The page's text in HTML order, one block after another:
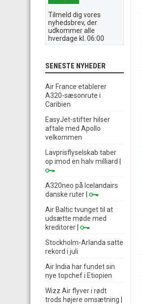
Tilmeld dig vores
nyhedsbrev, der
udkommer alle
hverdage kl. 06:00
SENESTE NYHEDER
Air France etablerer
A320-sæsonrute i
Caribien
EasyJet-stifter hilser
aftale med Apollo
velkommen
Lavprisflyselskab taber
op imod en halv milliard
A320neo på Icelandairs
danske ruter
Air Baltic tvunget til at
udsætte møde med
kreditorer
Stockholm-Arlanda satte
rekord i juli
Air India har fundet sin
nye topchef i Etiopien
Wizz Air flyver i rødt
trods højere omsætning